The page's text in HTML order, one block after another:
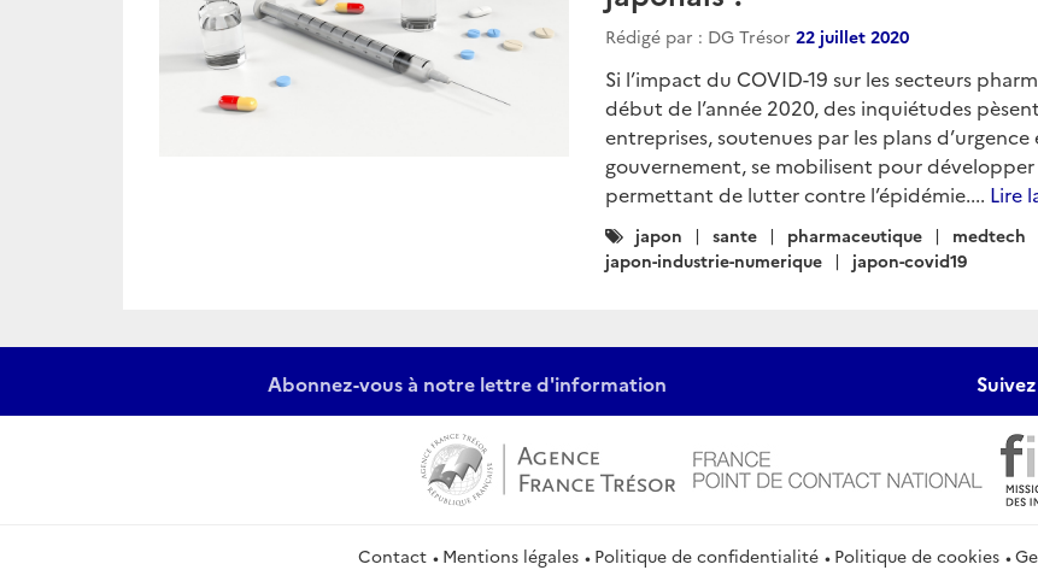
Rédigé par : DG Trésor 22 juillet 2020
Si l’impact du COVID-19 sur les secteurs
début de l’année 2020, des inquiétudes
entreprises, soutenues par les plans
gouvernement, se mobilisent pour
permettant de lutter contre l’épidémie.... Lire
Catégories
:
japon sante pharmaceutique medtech
japon-industrie-numerique
japon-covid19
Abonnez-vous à notre lettre d'information
Contact Mentions légales Politique de confidentialité Politique de cookies